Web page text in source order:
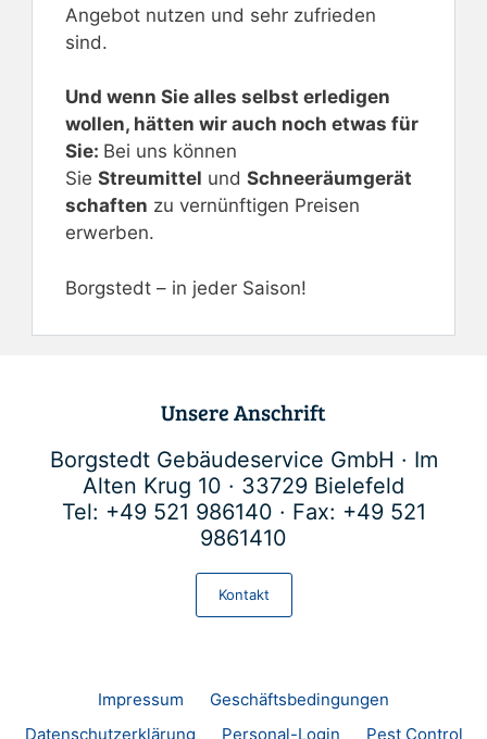
Angebot nutzen und sehr zufrieden
sind.
Und wenn Sie alles selbst erledigen
wollen, hätten wir auch noch etwas für
Sie: Bei uns können
Sie Streumittel und Schneeräumgerät
schaften zu vernünftigen Preisen
erwerben.
Borgstedt – in jeder Saison!
Unsere Anschrift
Borgstedt Gebäudeservice GmbH · Im
Alten Krug 10 · 33729 Bielefeld
Tel: +49 521 986140 · Fax: +49 521
9861410
Kontakt
Impressum
Geschäftsbedingungen
Datenschutzerklärung
Personal-Login Pest Control